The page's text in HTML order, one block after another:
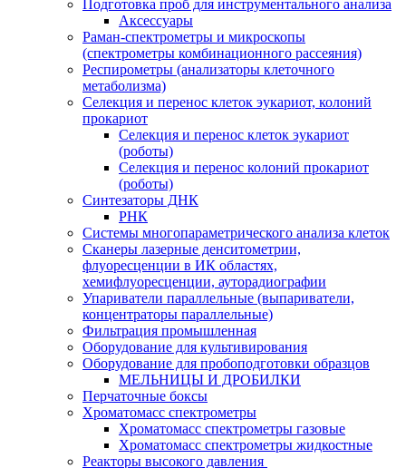
Подготовка проб для инструментального анализа
Аксессуары
Раман-спектрометры и микроскопы
(спектрометры комбинационного рассеяния)
Респирометры (анализаторы клеточного
метаболизма)
Селекция и перенос клеток эукариот, колоний
прокариот
Селекция и перенос клеток эукариот
(роботы)
Селекция и перенос колоний прокариот
(роботы)
Синтезаторы ДНК
РНК
Системы многопараметрического анализа клеток
Сканеры лазерные денситометрии,
флуоресценции в ИК областях,
хемифлуоресценции, ауторадиографии
Упариватели параллельные (выпариватели,
концентраторы параллельные)
Фильтрация промышленная
Оборудование для культивирования
Оборудование для пробоподготовки образцов
МЕЛЬНИЦЫ И ДРОБИЛКИ
Перчаточные боксы
Хроматомасс спектрометры
Хроматомасс спектрометры газовые
Хроматомасс спектрометры жидкостные
Реакторы высокого давления